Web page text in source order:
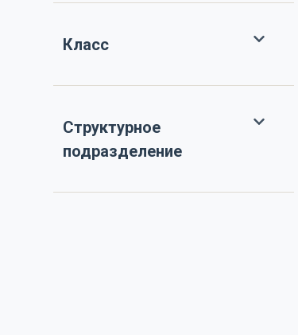
Класс
Структурное
подразделение